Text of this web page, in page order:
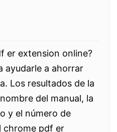
er extension online?
ayudarle a ahorrar
Los resultados de la
del manual, la
y el número de
chrome pdf er